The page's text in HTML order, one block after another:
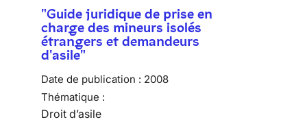
"Guide juridique de prise en
charge des mineurs isolés
étrangers et demandeurs
d'asile"
Date de publication : 2008
Thématique :
Droit d’asile